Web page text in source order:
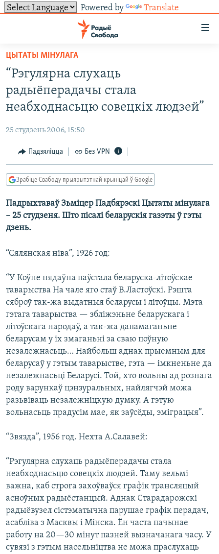
Powered by Translate
ўнівэрсальнага
доступу
Перайсьці
галоўнага
зьместу
да
навігацыі
Перайсьці
да
НАВІНЫ
УСЕ НАВІНЫ
ВІДЭА І ФОТА
ПАЛІТЫКА
ЭКАНОМІКА
ПАЛІТВЯЗЬНІ
КУЛЬТУРА
ТОЛЬКІ НА СВАБОДЗЕ
ТЭСТЫ
ГІСТОРЫЯ НА СВАБОДЗЕ
ПАДКАСТЫ
PREMIUM
МОВА
СУВЯЗЬ
ПАДЗЯЛІЦЦА ІНФАРМАЦЫЯЙ
RSS
ПАДКАСТЫ
Усе сайты РС/РСЭ
ЦЫТАТЫ МІНУЛАГА
“Рэгулярна слухаць
радыёперадачы стала
неабходнасьцю совецкіх людзей”
25 студзень 2006, 15:50
Падзяліцца Без VPN
Зрабіце Свабоду прыярытэтнай крыніцай ў Google
Падрыхтаваў Зьміцер Падбярэскі Цытаты мінулага
– 25 студзеня. Што пісалі беларускія газэты ў гэты
дзень.
“Сялянская ніва”, 1926 год:
“У Коўне нядаўна паўстала беларуска-літоўскае
таварыства На чале яго стаў В.Ластоўскі. Рэшта
сяброў так-жа выдатныя беларусы і літоўцы. Мэта
гэтага таварыства — збліжэньне беларускага і
літоўскага народаў, а так-жа дапамаганьне
беларусам у іх змаганьні за сваю поўную
незалежнасьць… Найбольш аднак прыемным для
беларусаў у гэтым таварыстве, гэта — імкненьне да
незалежнасьці Беларусі. Той, хто вольны ад рознага
роду варункаў цэнзуральных, найлягчэй можа
разьвіваць незалежніцкую думку. А гэтую
вольнасьць прадусім мае, як заўсёды, эміграцыя”.
“Звязда”, 1956 год. Нехта А.Салавей:
“Рэгулярна слухаць радыёперадачы стала
неабходнасьцю совецкіх людзей. Таму вельмі
важна, каб строга захоўваўся графік трансляцый
асноўных радыёстанцый. Аднак Старадарожскі
радыёвузел сістэматычна парушае графік перадач,
асабліва з Масквы і Мінска. Ён часта пачынае
работу на 20—30 мінут пазней вызначанага часу. У
сувязі з гэтым насельніцтва не можа праслухаць